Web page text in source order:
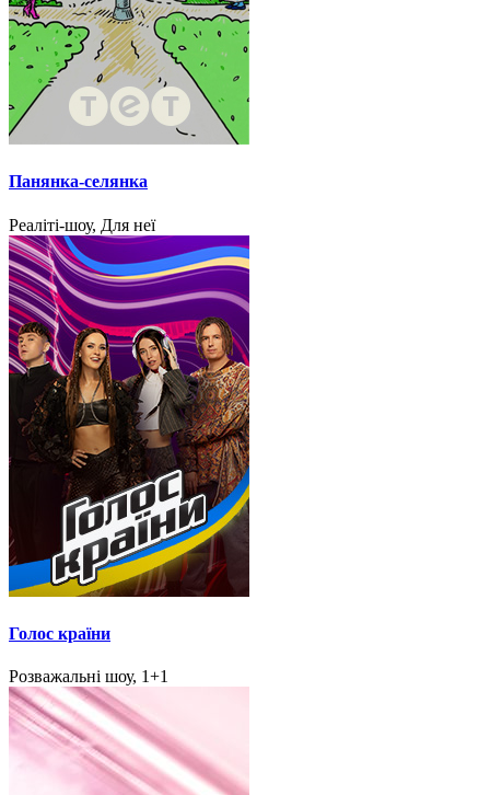
Панянка-селянка
Реаліті-шоу, Для неї
Голос країни
Розважальні шоу, 1+1